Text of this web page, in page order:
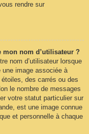
rendre sur
mon nom d’utilisateur ?
nom d’utilisateur lorsque
une image associée à
des carrés ou des
le nombre de messages
votre statut particulier sur
est une image connue
et personnelle à chaque